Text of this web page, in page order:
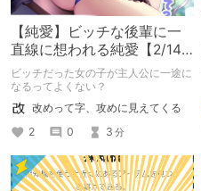
【純愛】ビッチな後輩に一
直線に想われる純愛【2/14
まで220円】
ビッチだった女の子が主人公に一途に
なるってよくない？
改めって字、攻めに見えてくる
2
0 3 分